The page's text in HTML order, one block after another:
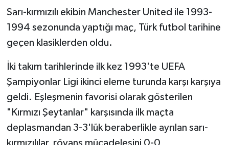
Sarı-kırmızılı ekibin Manchester United ile 1993-
1994 sezonunda yaptığı maç, Türk futbol tarihine
geçen klasiklerden oldu.
İki takım tarihlerinde ilk kez 1993'te UEFA
Şampiyonlar Ligi ikinci eleme turunda karşı karşıya
geldi. Eşleşmenin favorisi olarak gösterilen
"Kırmızı Şeytanlar" karşısında ilk maçta
deplasmandan 3-3'lük beraberlikle ayrılan sarı-
kırmızılılar, rövanş mücadelesini 0-0